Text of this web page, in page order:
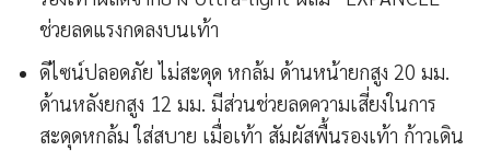
ช่วยลดแรงกดลงบนเท้า
ดีไซน์ปลอดภัย ไม่สะดุด หกล้ม ด้านหน้ายกสูง 20 มม.
ด้านหลังยกสูง 12 มม. มีส่วนช่วยลดความเสี่ยงในการ
สะดุดหกล้ม ใส่สบาย เมื่อเท้า สัมผัสพื้นรองเท้า ก้าวเดิน